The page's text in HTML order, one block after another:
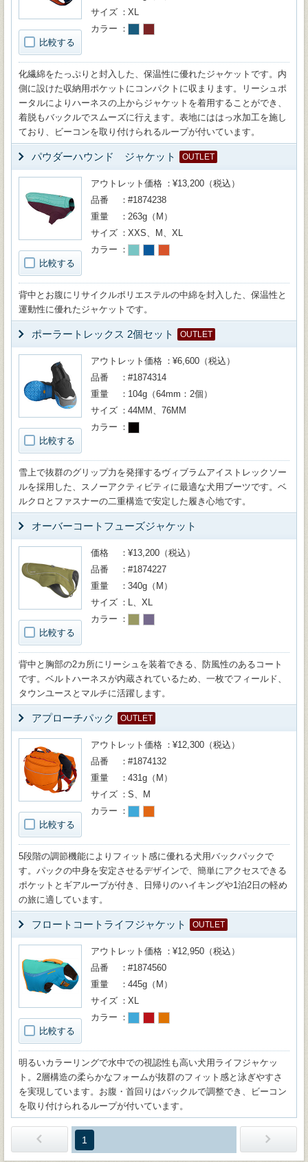
比較する
サイズ
XL
カラー
化繊綿をたっぷりと封入した、保温性に優れたジャケットです。内
側に設けた収納用ポケットにコンパクトに収まります。リーシュポ
ータルによりハーネスの上からジャケットを着用することができ、
着脱もバックルでスムーズに行えます。表地にははっ水加工を施し
ており、ビーコンを取り付けられるループが付いています。
パウダーハウンド ジャケット OUTLET
比較する
アウトレット価格
¥13,200（税込）
品番
#1874238
重量
263g（M）
サイズ
XXS、M、XL
カラー
背中とお腹にリサイクルポリエステルの中綿を封入した、保温性と
運動性に優れたジャケットです。
ポーラートレックス 2個セット OUTLET
比較する
アウトレット価格
¥6,600（税込）
品番
#1874314
重量
104g（64mm：2個）
サイズ
44MM、76MM
カラー
雪上で抜群のグリップ力を発揮するヴィブラムアイストレックソー
ルを採用した、スノーアクティビティに最適な犬用ブーツです。ベ
ルクロとファスナーの二重構造で安定した履き心地です。
オーバーコートフューズジャケット
比較する
価格
¥13,200（税込）
品番
#1874227
重量
340g（M）
サイズ
L、XL
カラー
背中と胸部の2カ所にリーシュを装着できる、防風性のあるコート
です。ベルトハーネスが内蔵されているため、一枚でフィールド、
タウンユースとマルチに活躍します。
アプローチパック OUTLET
比較する
アウトレット価格
¥12,300（税込）
品番
#1874132
重量
431g（M）
サイズ
S、M
カラー
5段階の調節機能によりフィット感に優れる犬用バックパックで
す。パックの中身を安定させるデザインで、簡単にアクセスできる
ポケットとギアループが付き、日帰りのハイキングや1泊2日の軽め
の旅に適しています。
フロートコートライフジャケット OUTLET
比較する
アウトレット価格
¥12,950（税込）
品番
#1874560
重量
445g（M）
サイズ
XL
カラー
明るいカラーリングで水中での視認性も高い犬用ライフジャケッ
ト。2層構造の柔らかなフォームが抜群のフィット感と泳ぎやすさ
を実現しています。お腹・首回りはバックルで調整でき、ビーコン
を取り付けられるループが付いています。
1